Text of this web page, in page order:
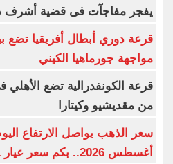
يفجر مفاجآت فى قضية أشرف
قرعة دوري أبطال أفريقيا تضع
مواجهة جورماهيا الكيني
قرعة الكونفدرالية تضع الأهلي
من مقديشيو وكيتارا
أغسطس 2026.. بكم سعر عيار 21؟